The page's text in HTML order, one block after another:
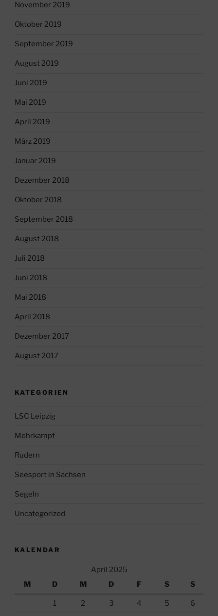
November 2019
Oktober 2019
September 2019
August 2019
Juni 2019
Mai 2019
April 2019
März 2019
Januar 2019
Dezember 2018
Oktober 2018
September 2018
August 2018
Juli 2018
Juni 2018
Mai 2018
April 2018
Dezember 2017
August 2017
KATEGORIEN
LSC Leipzig
Mehrkampf
Rudern
Seesport in Sachsen
Segeln
Uncategorized
KALENDAR
April 2025
M
D M D F S S
1 2 3 4 5 6